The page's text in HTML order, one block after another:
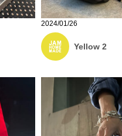
2024/01/26
Yellow 2